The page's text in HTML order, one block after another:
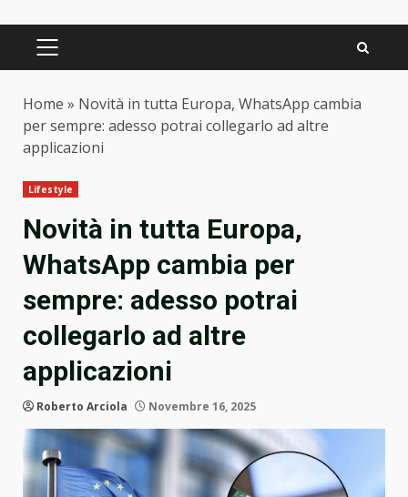
PRIMARY
Home » Novità in tutta Europa, WhatsApp cambia
per sempre: adesso potrai collegarlo ad altre
applicazioni
Lifestyle
Novità in tutta Europa,
WhatsApp cambia per
sempre: adesso potrai
collegarlo ad altre
applicazioni
Roberto Arciola Novembre 16, 2025